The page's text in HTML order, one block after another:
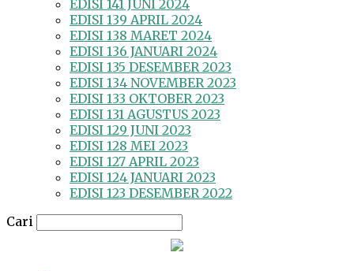
EDISI 141 JUNI 2024
EDISI 139 APRIL 2024
EDISI 138 MARET 2024
EDISI 136 JANUARI 2024
EDISI 135 DESEMBER 2023
EDISI 134 NOVEMBER 2023
EDISI 133 OKTOBER 2023
EDISI 131 AGUSTUS 2023
EDISI 129 JUNI 2023
EDISI 128 MEI 2023
EDISI 127 APRIL 2023
EDISI 124 JANUARI 2023
EDISI 123 DESEMBER 2022
Cari